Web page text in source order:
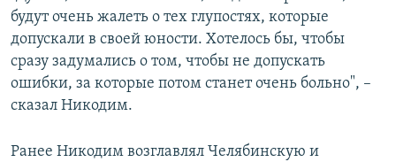
будут очень жалеть о тех глупостях, которые
допускали в своей юности. Хотелось бы, чтобы
сразу задумались о том, чтобы не допускать
ошибки, за которые потом станет очень больно", –
сказал Никодим.
Ранее Никодим возглавлял Челябинскую и